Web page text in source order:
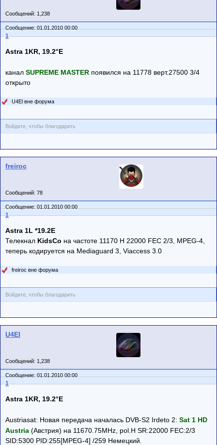
Сообщений: 1,238
Сообщение: 01.01.2010 00:00
1
Astra 1KR, 19.2°E
канал SUPREME MASTER появился на 11778 верт.27500 3/4
открыто
U4El вне форума
Войдите, чтобы благодарить
freiroc
Сообщений: 78
Сообщение: 01.01.2010 00:00
1
Astra 1L *19.2E
Телекнал KidsCo на частоте 11170 H 22000 FEC 2/3, MPEG-4,
теперь кодируется на Mediaguard 3, Viaccess 3.0
freiroc вне форума
Войдите, чтобы благодарить
U4El
Сообщений: 1,238
Сообщение: 01.01.2010 00:00
1
Astra 1KR, 19.2°E
Austriasat: Новая передача началась DVB-S2 Irdeto 2: Sat 1 HD
Austria (Австрия) на 11670.75MHz, pol.H SR:22000 FEC:2/3
SID:5300 PID:255[MPEG-4] /259 Немецкий.